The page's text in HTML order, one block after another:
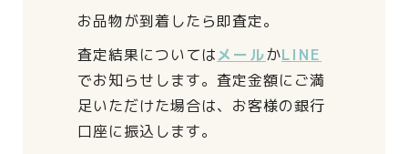
お品物が到着したら即査定。
査定結果についてはメールかLINE
でお知らせします。 査定金額にご満
足いただけた場合は、 お客様の銀行
口座に振込します。